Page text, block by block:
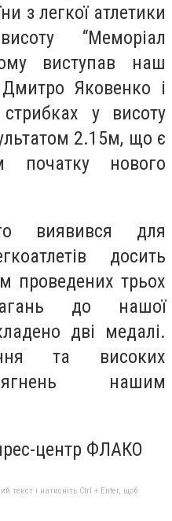
з легкої атлетики
“Меморіал
виступав наш
Яковенко і
у висоту
2.15м, що є
початку нового
виявився для
досить
проведених трьох
до нашої
дві медалі.
та високих
нашим
центр ФЛАКО
текст і натисніть Ctrl + Enter, щоб